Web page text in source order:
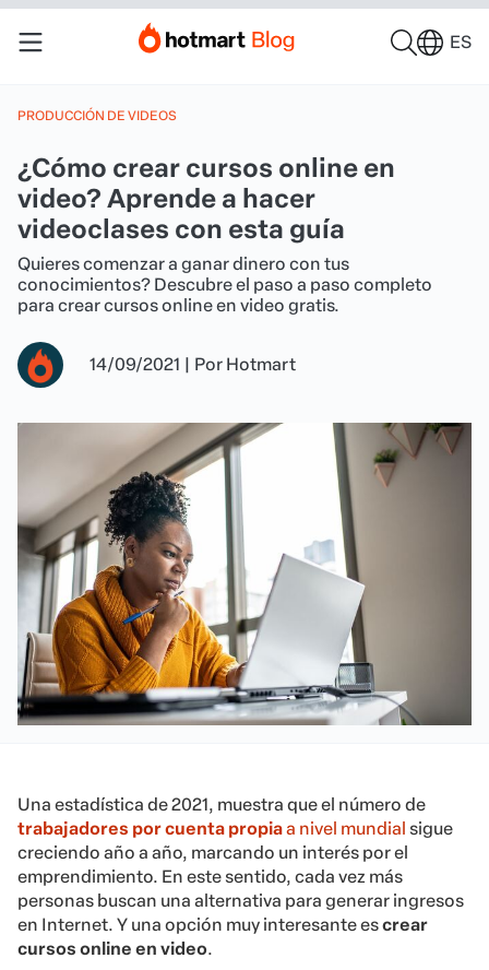
ES
PRODUCCIÓN DE VIDEOS
¿Cómo crear cursos online en
video? Aprende a hacer
videoclases con esta guía
Quieres comenzar a ganar dinero con tus
conocimientos? Descubre el paso a paso completo
para crear cursos online en video gratis.
14/09/2021 | Por Hotmart
Una estadística de 2021, muestra que el número de
trabajadores por cuenta propiaa nivel mundial sigue
creciendo año a año, marcando un interés por el
emprendimiento. En este sentido, cada vez más
personas buscan una alternativa para generar ingresos
en Internet. Y una opción muy interesante escrear
cursos online en video.